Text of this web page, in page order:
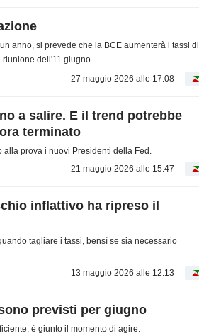
anno, si prevede che la BCE aumenterà i tassi di
dell'11 giugno.
27 maggio 2026 alle 17:08
a salire. E il trend potrebbe
terminato
alla prova i nuovi Presidenti della Fed.
21 maggio 2026 alle 15:47
inflattivo ha ripreso il
tagliare i tassi, bensì se sia necessario
13 maggio 2026 alle 12:13
previsti per giugno
è giunto il momento di agire.